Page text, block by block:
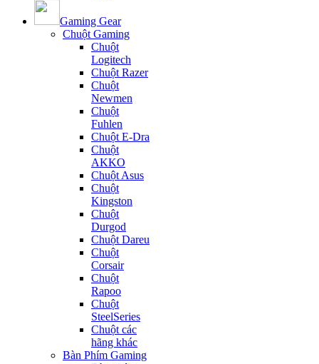
Gaming Gear
Chuột Gaming
Chuột
Logitech
Chuột Razer
Chuột
Newmen
Chuột
Fuhlen
Chuột E-Dra
Chuột
AKKO
Chuột Asus
Chuột
Kingston
Chuột
Durgod
Chuột Dareu
Chuột
Corsair
Chuột
Rapoo
Chuột
SteelSeries
Chuột các
hãng khác
Bàn Phím Gaming